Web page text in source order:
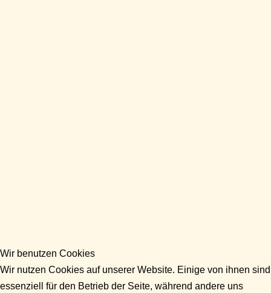
Wir benutzen Cookies
Wir nutzen Cookies auf unserer Website. Einige von ihnen sind
essenziell für den Betrieb der Seite, während andere uns